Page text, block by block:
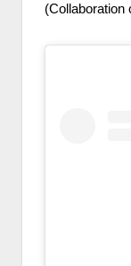
(Collaboration